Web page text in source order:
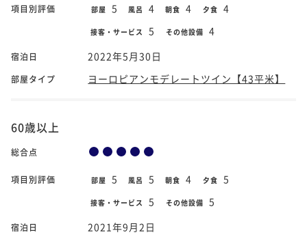
項目別評価 部屋 5 風呂 4 朝食 4 夕食 4
接客・サービス 5 その他設備 4
宿泊日 2022年5月30日
部屋タイプ ヨーロピアンモデレートツイン【43平米】
60歳以上
総合点
項目別評価 部屋 5 風呂 5 朝食 4 夕食 5
接客・サービス 5 その他設備 5
宿泊日 2021年9月2日